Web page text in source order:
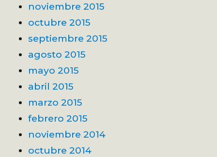
noviembre 2015
octubre 2015
septiembre 2015
agosto 2015
mayo 2015
abril 2015
marzo 2015
febrero 2015
noviembre 2014
octubre 2014